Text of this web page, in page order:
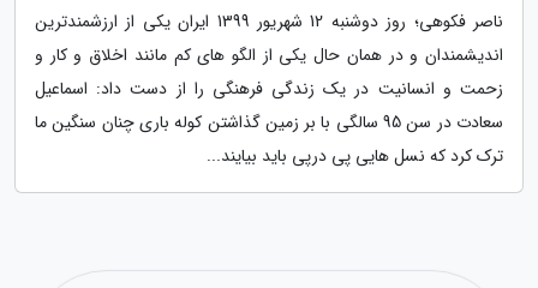
ناصر فکوهی؛ روز دوشنبه 12 شهریور 1399 ایران یکی از ارزشمندترین
اندیشمندان و در همان حال یکی از الگو های کم مانند اخلاق و کار و
زحمت و انسانیت در یک زندگی فرهنگی را از دست داد: اسماعیل
سعادت در سن 95 سالگی با بر زمین گذاشتن کوله باری چنان سنگین ما
ترک کرد که نسل هایی پی درپی باید بیایند...